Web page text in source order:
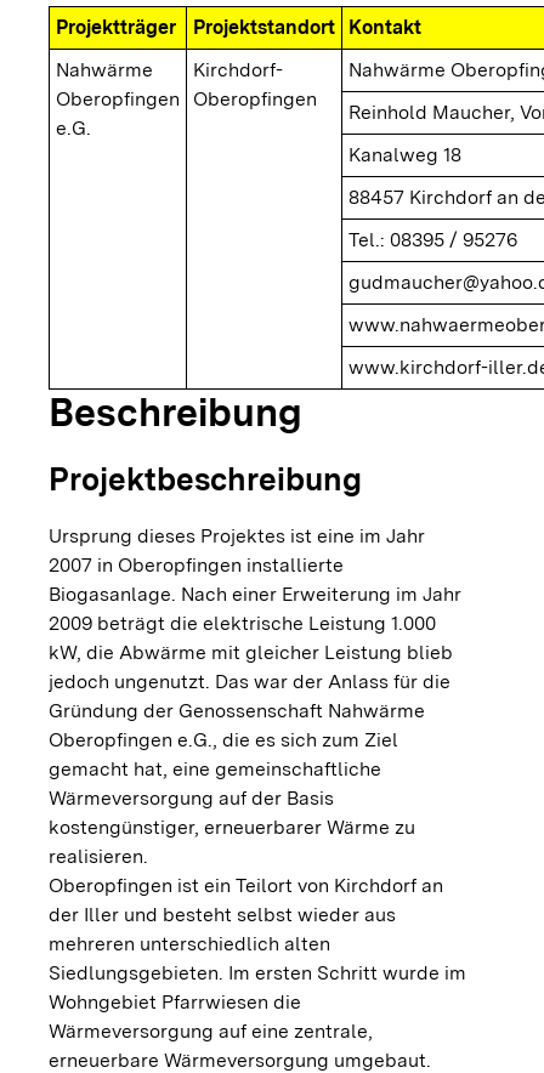
Projektträger Projektstandort
Kontakt
Nahwärme
Oberopfingen
e.G.
Kirchdorf-
Oberopfingen
Nahwärme
Reinhold Maucher,
Kanalweg 18
88457 Kirchdorf an
Tel.: 08395 / 95276
www.kirchdorf-
Beschreibung
Projektbeschreibung
Ursprung dieses Projektes ist eine im Jahr
2007 in Oberopfingen installierte
Biogasanlage. Nach einer Erweiterung im Jahr
2009 beträgt die elektrische Leistung 1.000
kW, die Abwärme mit gleicher Leistung blieb
jedoch ungenutzt. Das war der Anlass für die
Gründung der Genossenschaft Nahwärme
Oberopfingen e.G., die es sich zum Ziel
gemacht hat, eine gemeinschaftliche
Wärmeversorgung auf der Basis
kostengünstiger, erneuerbarer Wärme zu
realisieren.
Oberopfingen ist ein Teilort von Kirchdorf an
der Iller und besteht selbst wieder aus
mehreren unterschiedlich alten
Siedlungsgebieten. Im ersten Schritt wurde im
Wohngebiet Pfarrwiesen die
Wärmeversorgung auf eine zentrale,
erneuerbare Wärmeversorgung umgebaut.